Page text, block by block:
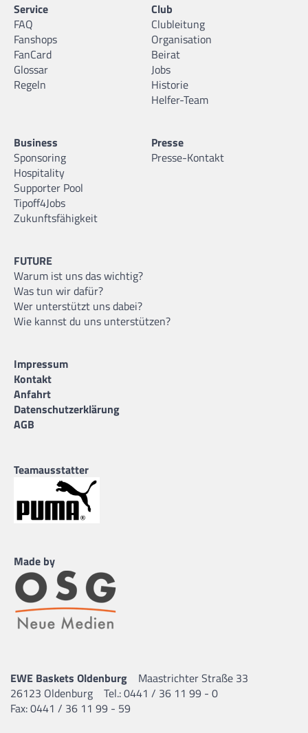
Service
FAQ
Fanshops
FanCard
Glossar
Regeln
Club
Clubleitung
Organisation
Beirat
Jobs
Historie
Helfer-Team
Business
Sponsoring
Hospitality
Supporter Pool
Tipoff4Jobs
Zukunftsfähigkeit
Presse
Presse-Kontakt
FUTURE
Warum ist uns das wichtig?
Was tun wir dafür?
Wer unterstützt uns dabei?
Wie kannst du uns unterstützen?
Impressum
Kontakt
Anfahrt
Datenschutzerklärung
AGB
Teamausstatter
Made by
EWE Baskets Oldenburg
Maastrichter Straße 33
26123 Oldenburg
Tel.: 0441 / 36 11 99 - 0
Fax: 0441 / 36 11 99 - 59